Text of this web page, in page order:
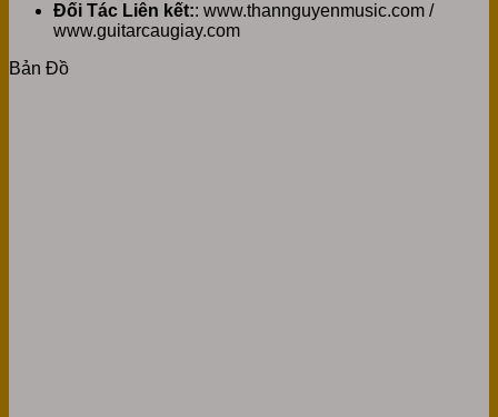
Đối Tác Liên kết:: www.thannguyenmusic.com /
www.guitarcaugiay.com
Bản Đồ